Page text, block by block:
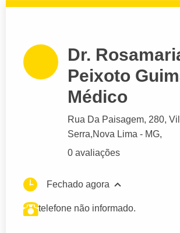
Dr.
Peixoto
Médico
Rua Da Paisagem, 280,
Serra,Nova Lima - MG,
0 avaliações
Fechado agora
telefone não informado.